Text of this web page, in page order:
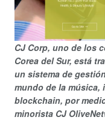
CJ Corp, uno de los
Corea del Sur, está
un sistema de
mundo de la
blockchain, por
minorista CJ